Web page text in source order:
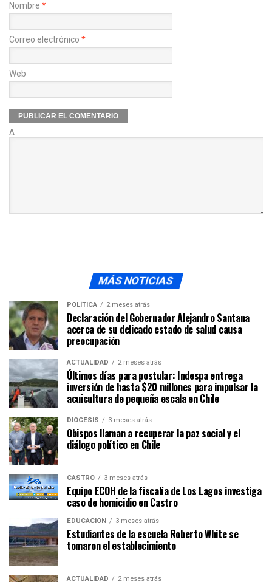
Nombre *
Correo electrónico *
Web
Δ
MÁS NOTICIAS
POLÍTICA 2 meses atrás
Declaración del Gobernador Alejandro Santana
acerca de su delicado estado de salud causa
preocupación
ACTUALIDAD 2 meses atrás
Últimos días para postular: Indespa entrega
inversión de hasta $20 millones para impulsar la
acuicultura de pequeña escala en Chile
DIÓCESIS 3 meses atrás
Obispos llaman a recuperar la paz social y el
diálogo político en Chile
CASTRO 3 meses atrás
Equipo ECOH de la fiscalía de Los Lagos investiga
caso de homicidio en Castro
EDUCACIÓN 3 meses atrás
Estudiantes de la escuela Roberto White se
tomaron el establecimiento
ACTUALIDAD 2 meses atrás